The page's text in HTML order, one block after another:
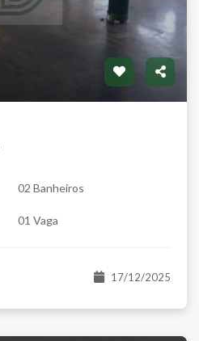
02 Banheiros
01 Vaga
17/12/2025